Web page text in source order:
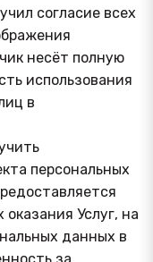
согласие всех
несёт полную
использования
в
персональных
Услуг, на
данных в